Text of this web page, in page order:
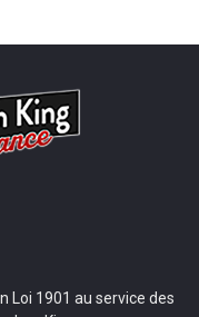
Loi 1901 au service des